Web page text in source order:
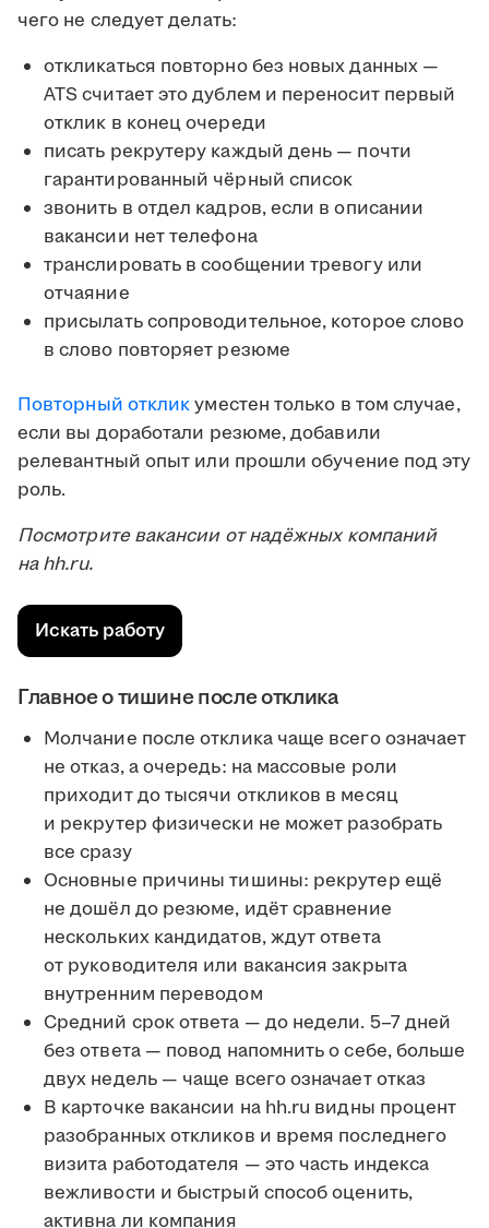
чего не следует делать:
откликаться повторно без новых данных —
ATS считает это дублем и переносит первый
отклик в конец очереди
писать рекрутеру каждый день — почти
гарантированный чёрный список
звонить в отдел кадров, если в описании
вакансии нет телефона
транслировать в сообщении тревогу или
отчаяние
присылать сопроводительное, которое слово
в слово повторяет резюме
Повторный откликуместен только в том случае,
если вы доработали резюме, добавили
релевантный опыт или прошли обучение под эту
роль.
Посмотрите вакансии от надёжных компаний
на hh.ru.
Искать работу
Главное о тишине после отклика
Молчание после отклика чаще всего означает
не отказ, а очередь: на массовые роли
приходит до тысячи откликов в месяц
и рекрутер физически не может разобрать
все сразу
Основные причины тишины: рекрутер ещё
не дошёл до резюме, идёт сравнение
нескольких кандидатов, ждут ответа
от руководителя или вакансия закрыта
внутренним переводом
Средний срок ответа — до недели. 5–7 дней
без ответа — повод напомнить о себе, больше
двух недель — чаще всего означает отказ
В карточке вакансии на hh.ru видны процент
разобранных откликов и время последнего
визита работодателя — это часть индекса
вежливости и быстрый способ оценить,
активна ли компания